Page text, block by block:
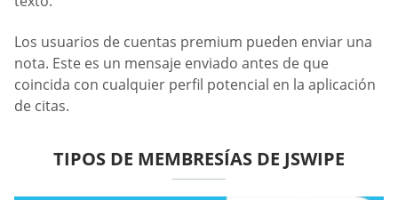
Los usuarios de cuentas premium pueden enviar una
nota. Este es un mensaje enviado antes de que
coincida con cualquier perfil potencial en la aplicación
de citas.
TIPOS DE MEMBRESÍAS DE JSWIPE